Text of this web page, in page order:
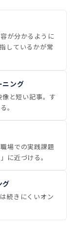
が分かるように
しているかが常
ニング
と短い記事。す
。
場での実践課題
に近づける。
グ
続きにくいオン